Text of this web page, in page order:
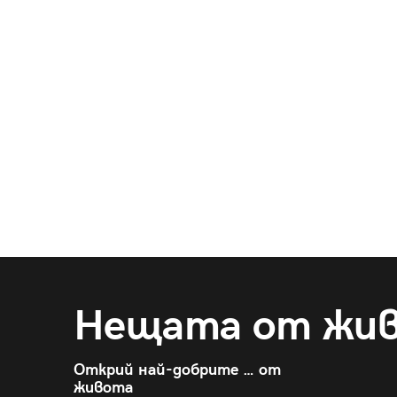
Нещата от
Открий най-добрите … от
живота